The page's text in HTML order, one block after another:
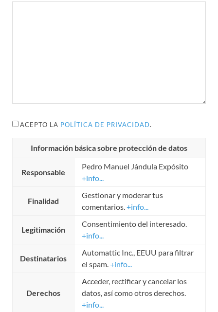
ACEPTO LA POLÍTICA DE PRIVACIDAD.
Información básica sobre protección de datos
Responsable
Pedro Manuel Jándula Expósito
+info...
Finalidad
Gestionar y moderar tus
comentarios.+info...
Legitimación
Consentimiento del interesado.
+info...
Destinatarios
Automattic Inc., EEUU para filtrar
el spam.+info...
Derechos
Acceder, rectificar y cancelar los
datos, así como otros derechos.
+info...